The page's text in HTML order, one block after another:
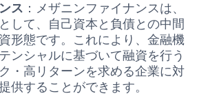
ス ：メザニンファイナンスは、
して、自己資本と負債との中間
形態です。これにより、金融機
ンシャルに基づいて融資を行う
・高リターンを求める企業に対
供することができます。